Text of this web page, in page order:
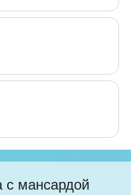
мансардой